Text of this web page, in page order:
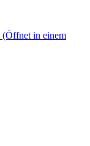
(Öffnet in einem